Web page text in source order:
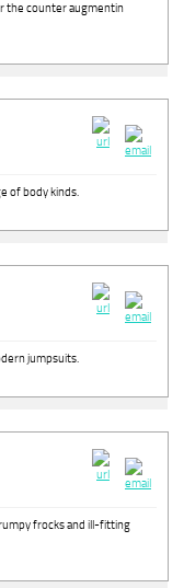
the counter augmentin
of body kinds.
jumpsuits.
frocks and ill-fitting